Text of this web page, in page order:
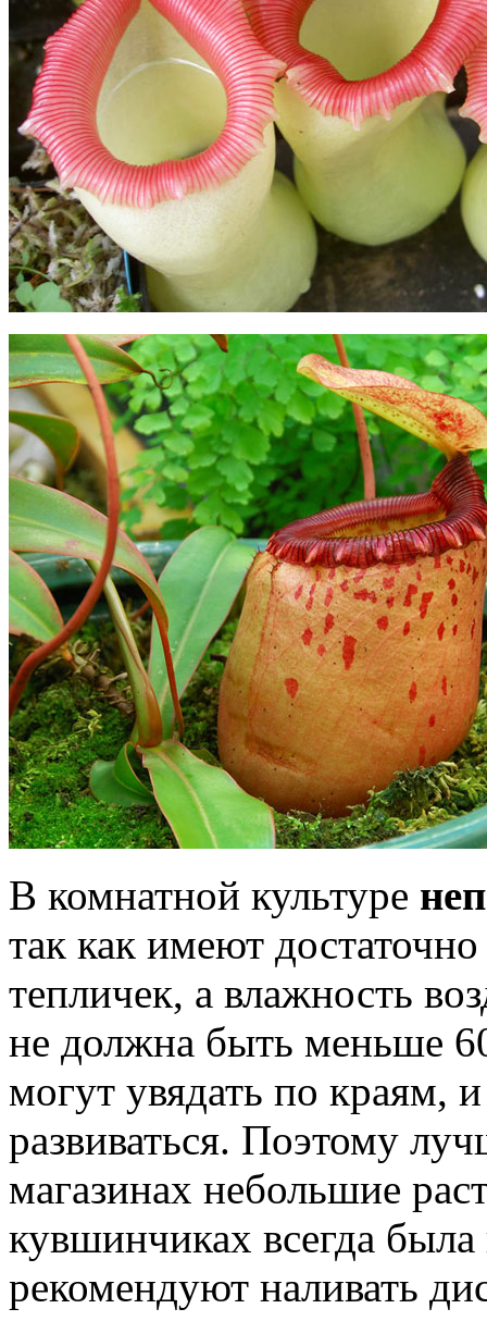
В комнатной культуре
так как имеют
тепличек, а влажность
не должна быть меньше
могут увядать по краям,
развиваться. Поэтому
магазинах небольшие
кувшинчиках всегда
рекомендуют наливать